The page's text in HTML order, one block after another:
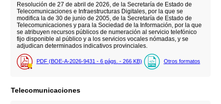
Resolución de 27 de abril de 2026, de la Secretaría de Estado de
Telecomunicaciones e Infraestructuras Digitales, por la que se
modifica la de 30 de junio de 2005, de la Secretaría de Estado de
Telecomunicaciones y para la Sociedad de la Información, por la que
se atribuyen recursos públicos de numeración al servicio telefónico
fijo disponible al público y a los servicios vocales nómadas, y se
adjudican determinados indicativos provinciales.
PDF (BOE-A-2026-9431 - 6 págs. - 266 KB) Otros formatos
Telecomunicaciones